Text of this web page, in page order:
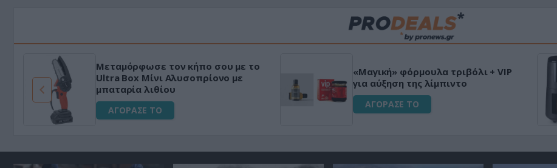
HAPI END: 100% φυτικό διεγερτικό
για άνδρες!
ΑΓΟΡΑΣΕ ΤΟ
Μεταμόρφωσε τον κήπο σου με το
Ultra Box Μίνι Αλυσοπρίονο με
μπαταρία λιθίου
ΑΓΟΡΑΣΕ ΤΟ